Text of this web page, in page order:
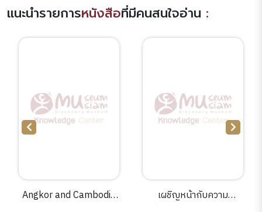
แนะนำรายการหนังสือที่มีคนสนใจอ่าน :
Angkor and Cambodia
เผชิญหน้ากับความ